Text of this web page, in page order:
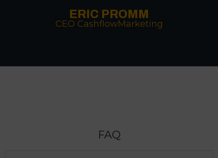
ERIC PROMM
CEO CashflowMarketing
FAQ